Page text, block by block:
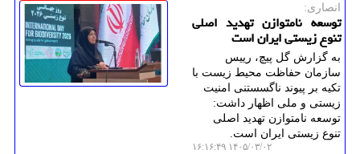
انصاری:
توسعه نامتوازن تهدید اصلی
تنوع زیستی ایران است
به گزارش گل پیچ، رییس
سازمان حفاظت محیط زیست با
تکیه بر پیوند ناگسستنی امنیت
زیستی و ملی اظهار داشت:
توسعه نامتوازن تهدید اصلی
تنوع زیستی ایران است.
۱۴۰۵/۰۳/۰۲ ۱۶:۱۶:۴۹